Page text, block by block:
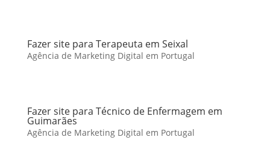
Fazer site para Terapeuta em Seixal
Agência de Marketing Digital em Portugal
Fazer site para Técnico de Enfermagem em
Guimarães
Agência de Marketing Digital em Portugal